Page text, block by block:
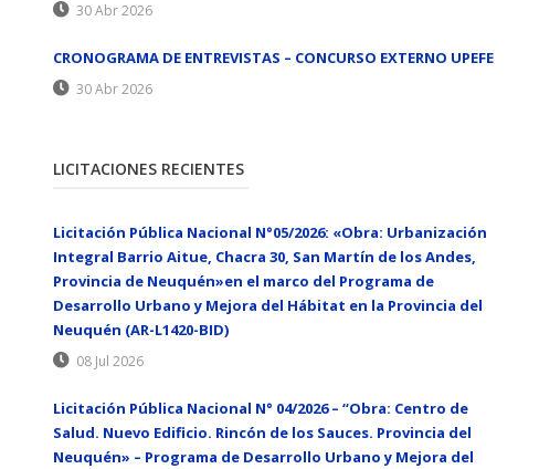
30 Abr 2026
CRONOGRAMA DE ENTREVISTAS – CONCURSO EXTERNO UPEFE
30 Abr 2026
LICITACIONES RECIENTES
Licitación Pública Nacional N°05/2026: «Obra: Urbanización
Integral Barrio Aitue, Chacra 30, San Martín de los Andes,
Provincia de Neuquén»en el marco del Programa de
Desarrollo Urbano y Mejora del Hábitat en la Provincia del
Neuquén (AR-L1420-BID)
08 Jul 2026
Licitación Pública Nacional N° 04/2026 – “Obra: Centro de
Salud. Nuevo Edificio. Rincón de los Sauces. Provincia del
Neuquén» – Programa de Desarrollo Urbano y Mejora del